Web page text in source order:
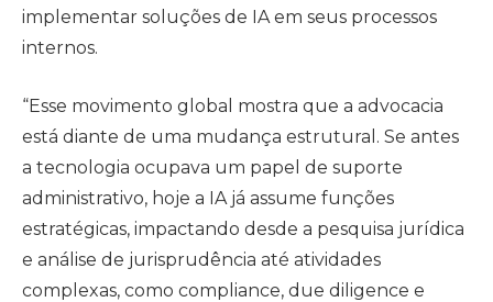
implementar soluções de IA em seus processos
internos.
“Esse movimento global mostra que a advocacia
está diante de uma mudança estrutural. Se antes
a tecnologia ocupava um papel de suporte
administrativo, hoje a IA já assume funções
estratégicas, impactando desde a pesquisa jurídica
e análise de jurisprudência até atividades
complexas, como compliance, due diligence e